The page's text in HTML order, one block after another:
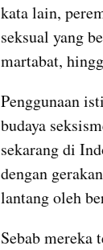
kata lain,
seksual yang
martabat,
Penggunaan
budaya
sekarang di
dengan
lantang oleh
Sebab mereka